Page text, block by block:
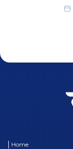
Home